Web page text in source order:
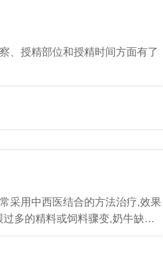
、授精部位和授精时间方面有了
采用中西医结合的方法治疗,效果
多的精料或饲料骤变,奶牛缺乏
,使真皮瘀血而发炎。1.2蹄形不
血液循环而容易诱发本病。2症